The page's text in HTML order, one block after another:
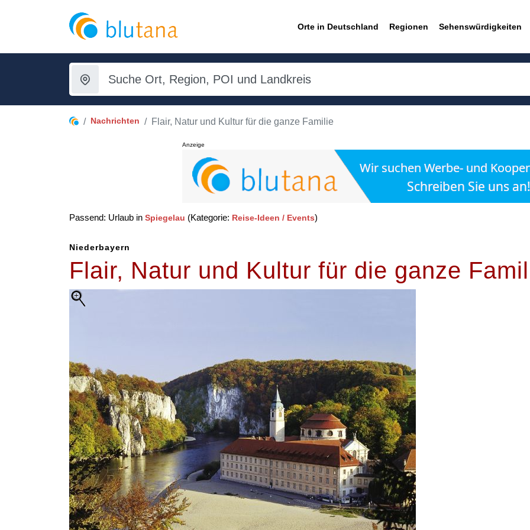
Orte in Deutschland Regionen Sehenswürdigkeiten
Nachrichten Flair, Natur und Kultur für die ganze Familie
Anzeige
Passend: Urlaub in Spiegelau (Kategorie: Reise-Ideen / Events)
Niederbayern
Flair, Natur und Kultur für die ganze